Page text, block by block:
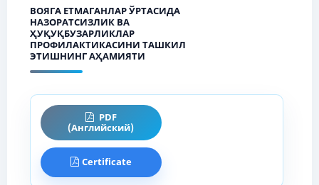
ВОЯГА ЕТМАГАНЛАР ЎРТАСИДА
НАЗОРАТСИЗЛИК ВА
ҲУҚУҚБУЗАРЛИКЛАР
ПРОФИЛАКТИКАСИНИ ТАШКИЛ
ЭТИШНИНГ АҲАМИЯТИ
PDF
(Английский)
Certificate